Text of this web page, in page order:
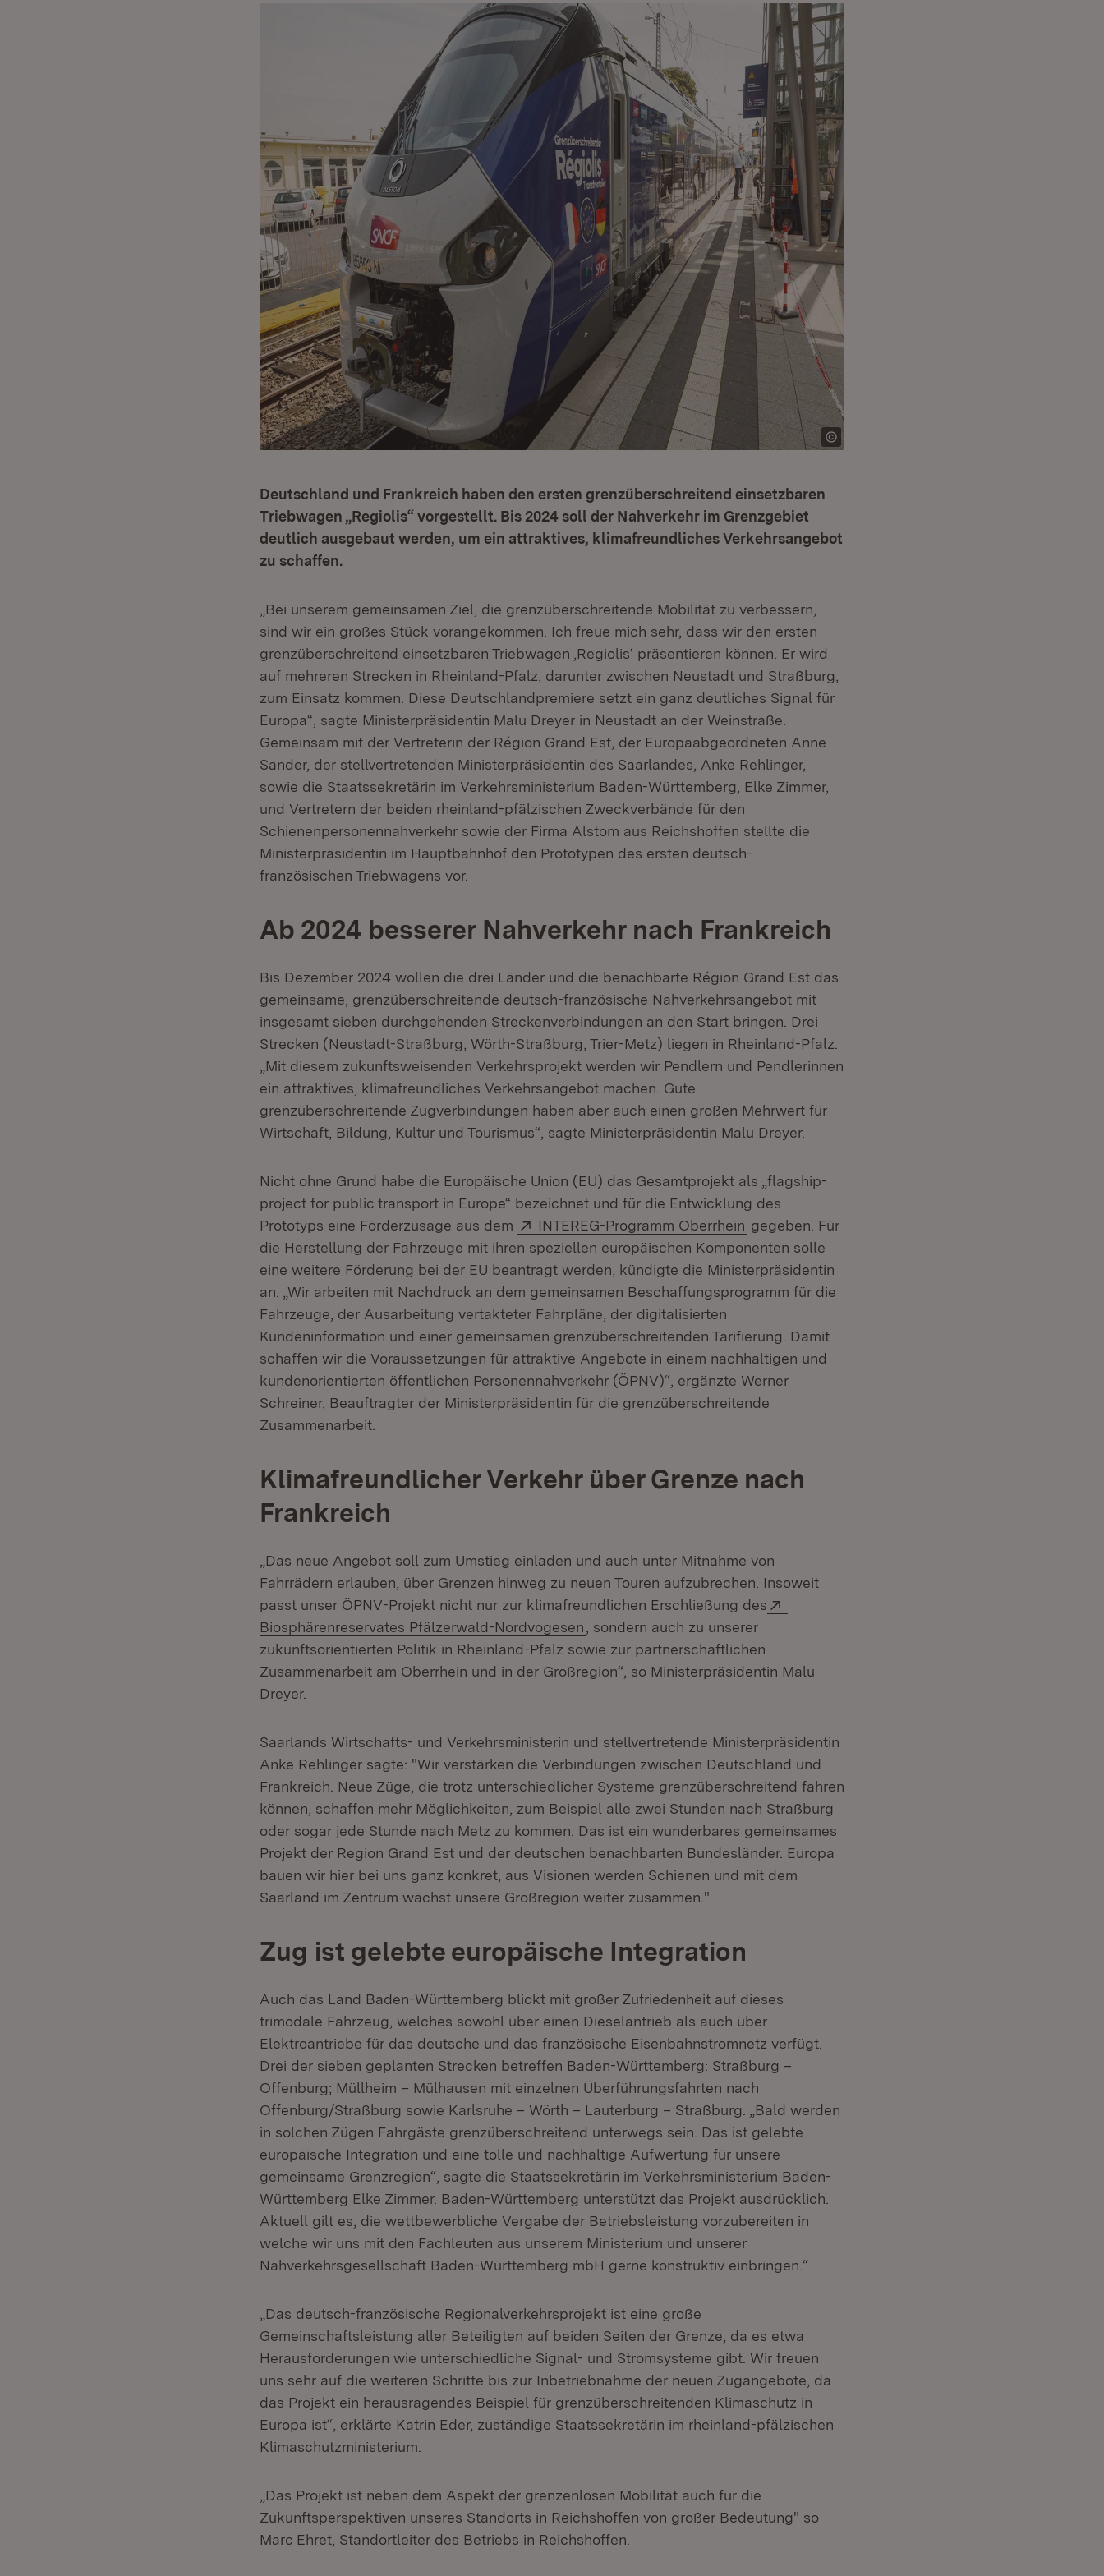
Deutschland und Frankreich haben den ersten grenzüberschreitend einsetzbaren
Triebwagen „Regiolis“ vorgestellt. Bis 2024 soll der Nahverkehr im Grenzgebiet
deutlich ausgebaut werden, um ein attraktives, klimafreundliches Verkehrsangebot
zu schaffen.
„Bei unserem gemeinsamen Ziel, die grenzüberschreitende Mobilität zu verbessern,
sind wir ein großes Stück vorangekommen. Ich freue mich sehr, dass wir den ersten
grenzüberschreitend einsetzbaren Triebwagen ‚Regiolis‘ präsentieren können. Er wird
auf mehreren Strecken in Rheinland-Pfalz, darunter zwischen Neustadt und Straßburg,
zum Einsatz kommen. Diese Deutschlandpremiere setzt ein ganz deutliches Signal für
Europa“, sagte Ministerpräsidentin Malu Dreyer in Neustadt an der Weinstraße.
Gemeinsam mit der Vertreterin der Région Grand Est, der Europaabgeordneten Anne
Sander, der stellvertretenden Ministerpräsidentin des Saarlandes, Anke Rehlinger,
sowie die Staatssekretärin im Verkehrsministerium Baden-Württemberg, Elke Zimmer,
und Vertretern der beiden rheinland-pfälzischen Zweckverbände für den
Schienenpersonennahverkehr sowie der Firma Alstom aus Reichshoffen stellte die
Ministerpräsidentin im Hauptbahnhof den Prototypen des ersten deutsch-
französischen Triebwagens vor.
Ab 2024 besserer Nahverkehr nach Frankreich
Bis Dezember 2024 wollen die drei Länder und die benachbarte Région Grand Est das
gemeinsame, grenzüberschreitende deutsch-französische Nahverkehrsangebot mit
insgesamt sieben durchgehenden Streckenverbindungen an den Start bringen. Drei
Strecken (Neustadt-Straßburg, Wörth-Straßburg, Trier-Metz) liegen in Rheinland-Pfalz.
„Mit diesem zukunftsweisenden Verkehrsprojekt werden wir Pendlern und Pendlerinnen
ein attraktives, klimafreundliches Verkehrsangebot machen. Gute
grenzüberschreitende Zugverbindungen haben aber auch einen großen Mehrwert für
Wirtschaft, Bildung, Kultur und Tourismus“, sagte Ministerpräsidentin Malu Dreyer.
Nicht ohne Grund habe die Europäische Union (EU) das Gesamtprojekt als „flagship-
project for public transport in Europe“ bezeichnet und für die Entwicklung des
Prototyps eine Förderzusage aus dem
Extern:
INTEREG-Programm Oberrhein (Öffnet in neuem Fenster)
gegeben. Für
die Herstellung der Fahrzeuge mit ihren speziellen europäischen Komponenten solle
eine weitere Förderung bei der EU beantragt werden, kündigte die Ministerpräsidentin
an. „Wir arbeiten mit Nachdruck an dem gemeinsamen Beschaffungsprogramm für die
Fahrzeuge, der Ausarbeitung vertakteter Fahrpläne, der digitalisierten
Kundeninformation und einer gemeinsamen grenzüberschreitenden Tarifierung. Damit
schaffen wir die Voraussetzungen für attraktive Angebote in einem nachhaltigen und
kundenorientierten öffentlichen Personennahverkehr (ÖPNV)“, ergänzte Werner
Schreiner, Beauftragter der Ministerpräsidentin für die grenzüberschreitende
Zusammenarbeit.
Klimafreundlicher Verkehr über Grenze nach
Frankreich
„Das neue Angebot soll zum Umstieg einladen und auch unter Mitnahme von
Fahrrädern erlauben, über Grenzen hinweg zu neuen Touren aufzubrechen. Insoweit
passt unser ÖPNV-Projekt nicht nur zur klimafreundlichen Erschließung des
Biosphärenreservates Pfälzerwald-Nordvogesen (Öffnet in neuem Fenster)
, sondern auch zu unserer
zukunftsorientierten Politik in Rheinland-Pfalz sowie zur partnerschaftlichen
Zusammenarbeit am Oberrhein und in der Großregion“, so Ministerpräsidentin Malu
Dreyer.
Saarlands Wirtschafts- und Verkehrsministerin und stellvertretende Ministerpräsidentin
Anke Rehlinger sagte: "Wir verstärken die Verbindungen zwischen Deutschland und
Frankreich. Neue Züge, die trotz unterschiedlicher Systeme grenzüberschreitend fahren
können, schaffen mehr Möglichkeiten, zum Beispiel alle zwei Stunden nach Straßburg
oder sogar jede Stunde nach Metz zu kommen. Das ist ein wunderbares gemeinsames
Projekt der Region Grand Est und der deutschen benachbarten Bundesländer. Europa
bauen wir hier bei uns ganz konkret, aus Visionen werden Schienen und mit dem
Saarland im Zentrum wächst unsere Großregion weiter zusammen."
Zug ist gelebte europäische Integration
Auch das Land Baden-Württemberg blickt mit großer Zufriedenheit auf dieses
trimodale Fahrzeug, welches sowohl über einen Dieselantrieb als auch über
Elektroantriebe für das deutsche und das französische Eisenbahnstromnetz verfügt.
Drei der sieben geplanten Strecken betreffen Baden-Württemberg: Straßburg –
Offenburg; Müllheim – Mülhausen mit einzelnen Überführungsfahrten nach
Offenburg/Straßburg sowie Karlsruhe – Wörth – Lauterburg – Straßburg. „Bald werden
in solchen Zügen Fahrgäste grenzüberschreitend unterwegs sein. Das ist gelebte
europäische Integration und eine tolle und nachhaltige Aufwertung für unsere
gemeinsame Grenzregion“, sagte die Staatssekretärin im Verkehrsministerium Baden-
Württemberg Elke Zimmer. Baden-Württemberg unterstützt das Projekt ausdrücklich.
Aktuell gilt es, die wettbewerbliche Vergabe der Betriebsleistung vorzubereiten in
welche wir uns mit den Fachleuten aus unserem Ministerium und unserer
Nahverkehrsgesellschaft Baden-Württemberg mbH gerne konstruktiv einbringen.“
„Das deutsch-französische Regionalverkehrsprojekt ist eine große
Gemeinschaftsleistung aller Beteiligten auf beiden Seiten der Grenze, da es etwa
Herausforderungen wie unterschiedliche Signal- und Stromsysteme gibt. Wir freuen
uns sehr auf die weiteren Schritte bis zur Inbetriebnahme der neuen Zugangebote, da
das Projekt ein herausragendes Beispiel für grenzüberschreitenden Klimaschutz in
Europa ist“, erklärte Katrin Eder, zuständige Staatssekretärin im rheinland-pfälzischen
Klimaschutzministerium.
„Das Projekt ist neben dem Aspekt der grenzenlosen Mobilität auch für die
Zukunftsperspektiven unseres Standorts in Reichshoffen von großer Bedeutung" so
Marc Ehret, Standortleiter des Betriebs in Reichshoffen.